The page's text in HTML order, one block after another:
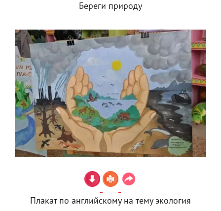
Береги природу
Плакат по английскому на тему экология